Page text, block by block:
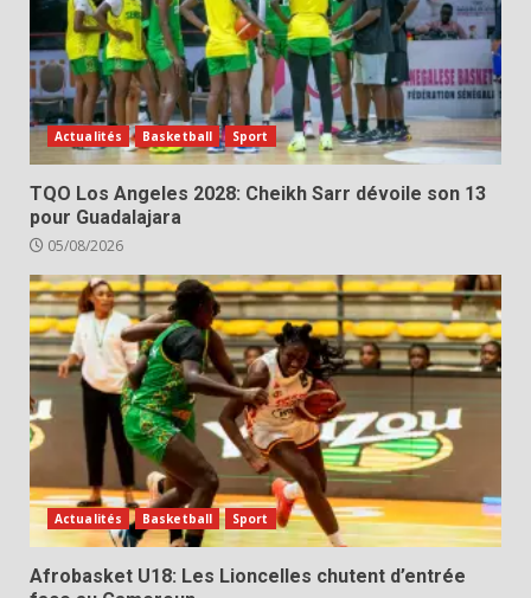
Actualités Basketball Sport
TQO Los Angeles 2028: Cheikh Sarr dévoile son 13
pour Guadalajara
05/08/2026
Actualités Basketball Sport
Afrobasket U18: Les Lioncelles chutent d’entrée